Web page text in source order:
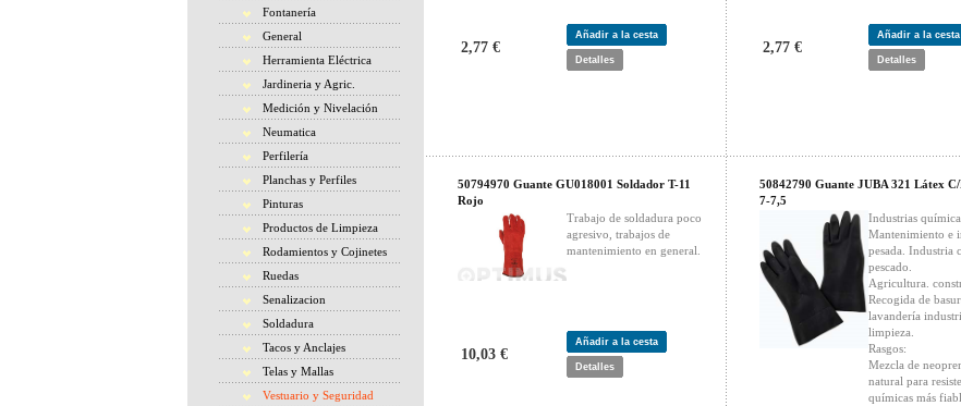
Fontanería
General
Herramienta Eléctrica
Jardineria y Agric.
Medición y Nivelación
Neumatica
Perfilería
Planchas y Perfiles
Pinturas
Productos de Limpieza
Rodamientos y Cojinetes
Ruedas
Senalizacion
Soldadura
Tacos y Anclajes
Telas y Mallas
Vestuario y Seguridad
2,77 €
Añadir a la cesta
Detalles
2,77 €
Añadir a la cesta
Detalles
50794970 Guante GU018001 Soldador T-11
Rojo
Trabajo de soldadura poco
agresivo, trabajos de
mantenimiento en general.
10,03 €
Añadir a la cesta
Detalles
50842790 Guante JUBA 321 Látex C/
7-7,5
Industrias
Mantenimiento e
pesada. Industria
pescado.
Agricultura.
Recogida de
lavandería
limpieza.
Rasgos:
Mezcla de
natural para
químicas más